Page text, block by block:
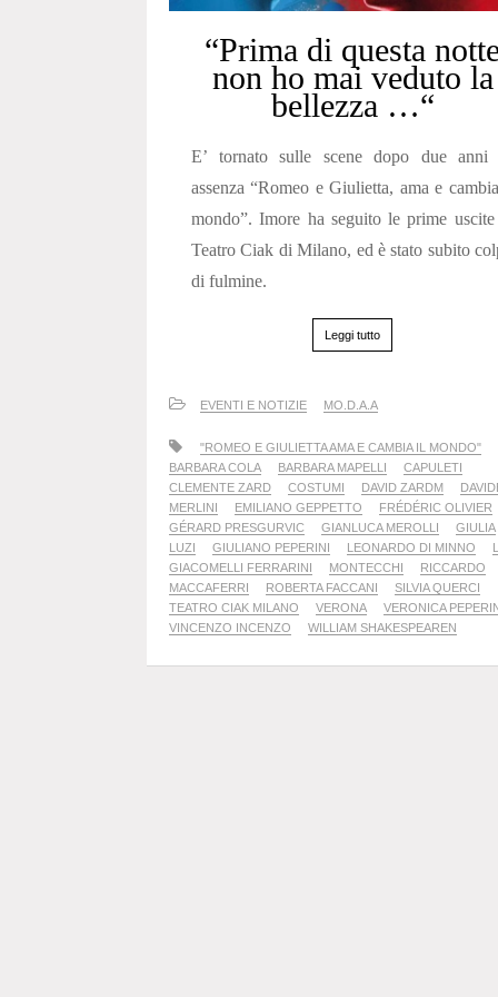
“Prima di questa
non ho mai veduto la
bellezza …“
E’ tornato sulle scene dopo due anni
assenza “Romeo e Giulietta, ama e
mondo”. Imore ha seguito le prime
Teatro Ciak di Milano, ed è stato subito
di fulmine.
Leggi tutto
EVENTI E NOTIZIE MO.D.A.A
"ROMEO E GIULIETTA AMA E CAMBIA IL MONDO"
BARBARA COLA
BARBARA MAPELLI
CAPULETI
CLEMENTE ZARD
COSTUMI DAVID ZARDM
MERLINI
EMILIANO GEPPETTO
FRÉDÉRIC OLIVIER
GÉRARD PRESGURVIC
GIANLUCA MEROLLI
GIULIA
LUZI
GIULIANO PEPERINI LEONARDO DI MINNO
GIACOMELLI FERRARINI
MONTECCHI
RICCARDO
MACCAFERRI
ROBERTA FACCANI
SILVIA QUERCI
TEATRO CIAK MILANO
VERONA
VERONICA
VINCENZO INCENZO
WILLIAM SHAKESPEAREN